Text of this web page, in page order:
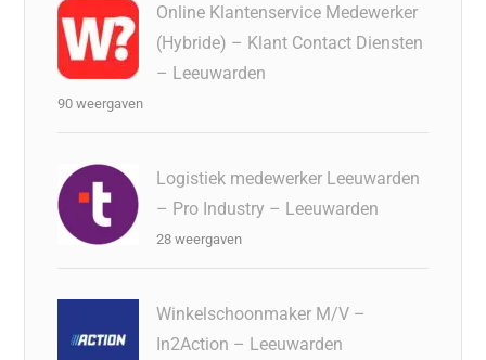
Online Klantenservice Medewerker
(Hybride) – Klant Contact Diensten
– Leeuwarden
90 weergaven
Logistiek medewerker Leeuwarden
– Pro Industry – Leeuwarden
28 weergaven
Winkelschoonmaker M/V –
In2Action – Leeuwarden